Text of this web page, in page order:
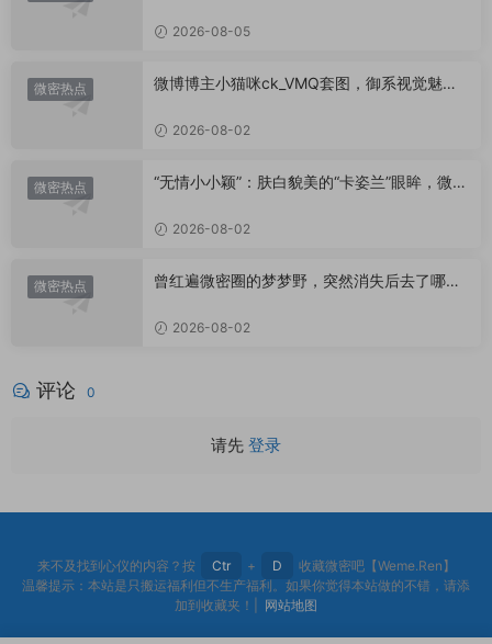
2026-08-05
微密热点
微博博主小猫咪ck_VMQ套图，御系视觉魅力
2026-08-02
微密热点
“无情小小颖”：肤白貌美的“卡姿兰”眼眸，微密
2026-08-02
微密热点
曾红遍微密圈的梦梦野，突然消失后去了哪
2026-08-02
评论 0
请先 登录
来不及找到心仪的内容？按 Ctr + D
收藏微密吧【Weme.Ren】
温馨提示：本站是只搬运福利但不生产福利。如果你觉得本站做的不错，请添
加到收藏夹！| 网站地图